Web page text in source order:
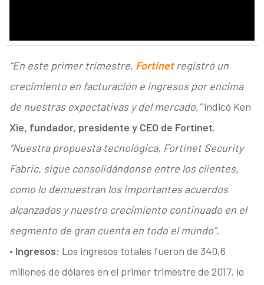
“En este primer trimestre, Fortinetregistró un
crecimiento en facturación e ingresos por encima
de nuestras expectativas y del mercado,”indicó Ken
Xie, fundador, presidente y CEO de Fortinet.
“Nuestra propuesta tecnológica, Fortinet Security
Fabric, sigue consolidándonse entre los clientes,
como lo demuestran los importantes acuerdos
alcanzados y nuestro crecimiento continuado en el
segmento de gran cuenta en todo el mundo”.
• Ingresos: Los ingresos totales fueron de 340,6
millones de dólares en el primer trimestre de 2017, lo